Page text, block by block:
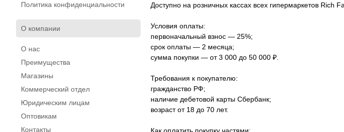
Политика конфиденциальности
О компании
О нас
Преимущества
Магазины
Коммерческий отдел
Юридическим лицам
Оптовикам
Контакты
Доступно на розничных кассах всех гипермаркетов Rich
Условия оплаты:
первоначальный взнос — 25%;
срок оплаты — 2 месяца;
сумма покупки — от 3 000 до 50 000 ₽.
Требования к покупателю:
гражданство РФ;
наличие дебетовой карты Сбербанк;
возраст от 18 до 70 лет.